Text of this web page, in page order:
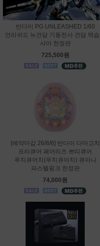
반다이 PG UNLEASHED 1/60
언리쉬드 뉴건담 기동전사 건담 역습
샤아 한정판
725,500원
[예약마감 26/8/6] 반다이 다마고치
프리큐어 페어리즈 쁘띠큐어
푸치큐어치(푸치큐아치) 큐아나
파스텔핑크 한정판
74,000원